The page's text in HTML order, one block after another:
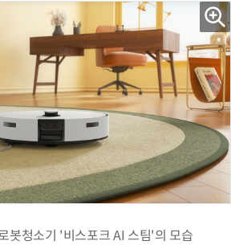
봇청소기 '비스포크 AI 스팀'의 모습